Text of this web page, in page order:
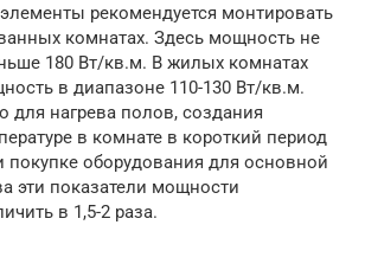
рекомендуется монтировать
комнатах. Здесь мощность не
180 Вт/кв.м. В жилых комнатах
в диапазоне 110-130 Вт/кв.м.
для нагрева полов, создания
в комнате в короткий период
оборудования для основной
эти показатели мощности
в 1,5-2 раза.